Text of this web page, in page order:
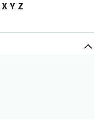
X Y Z